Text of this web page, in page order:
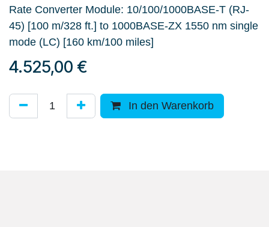
Rate Converter Module: 10/100/1000BASE-T (RJ-
45) [100 m/328 ft.] to 1000BASE-ZX 1550 nm single
mode (LC) [160 km/100 miles]
4.525,00 €
In den Warenkorb